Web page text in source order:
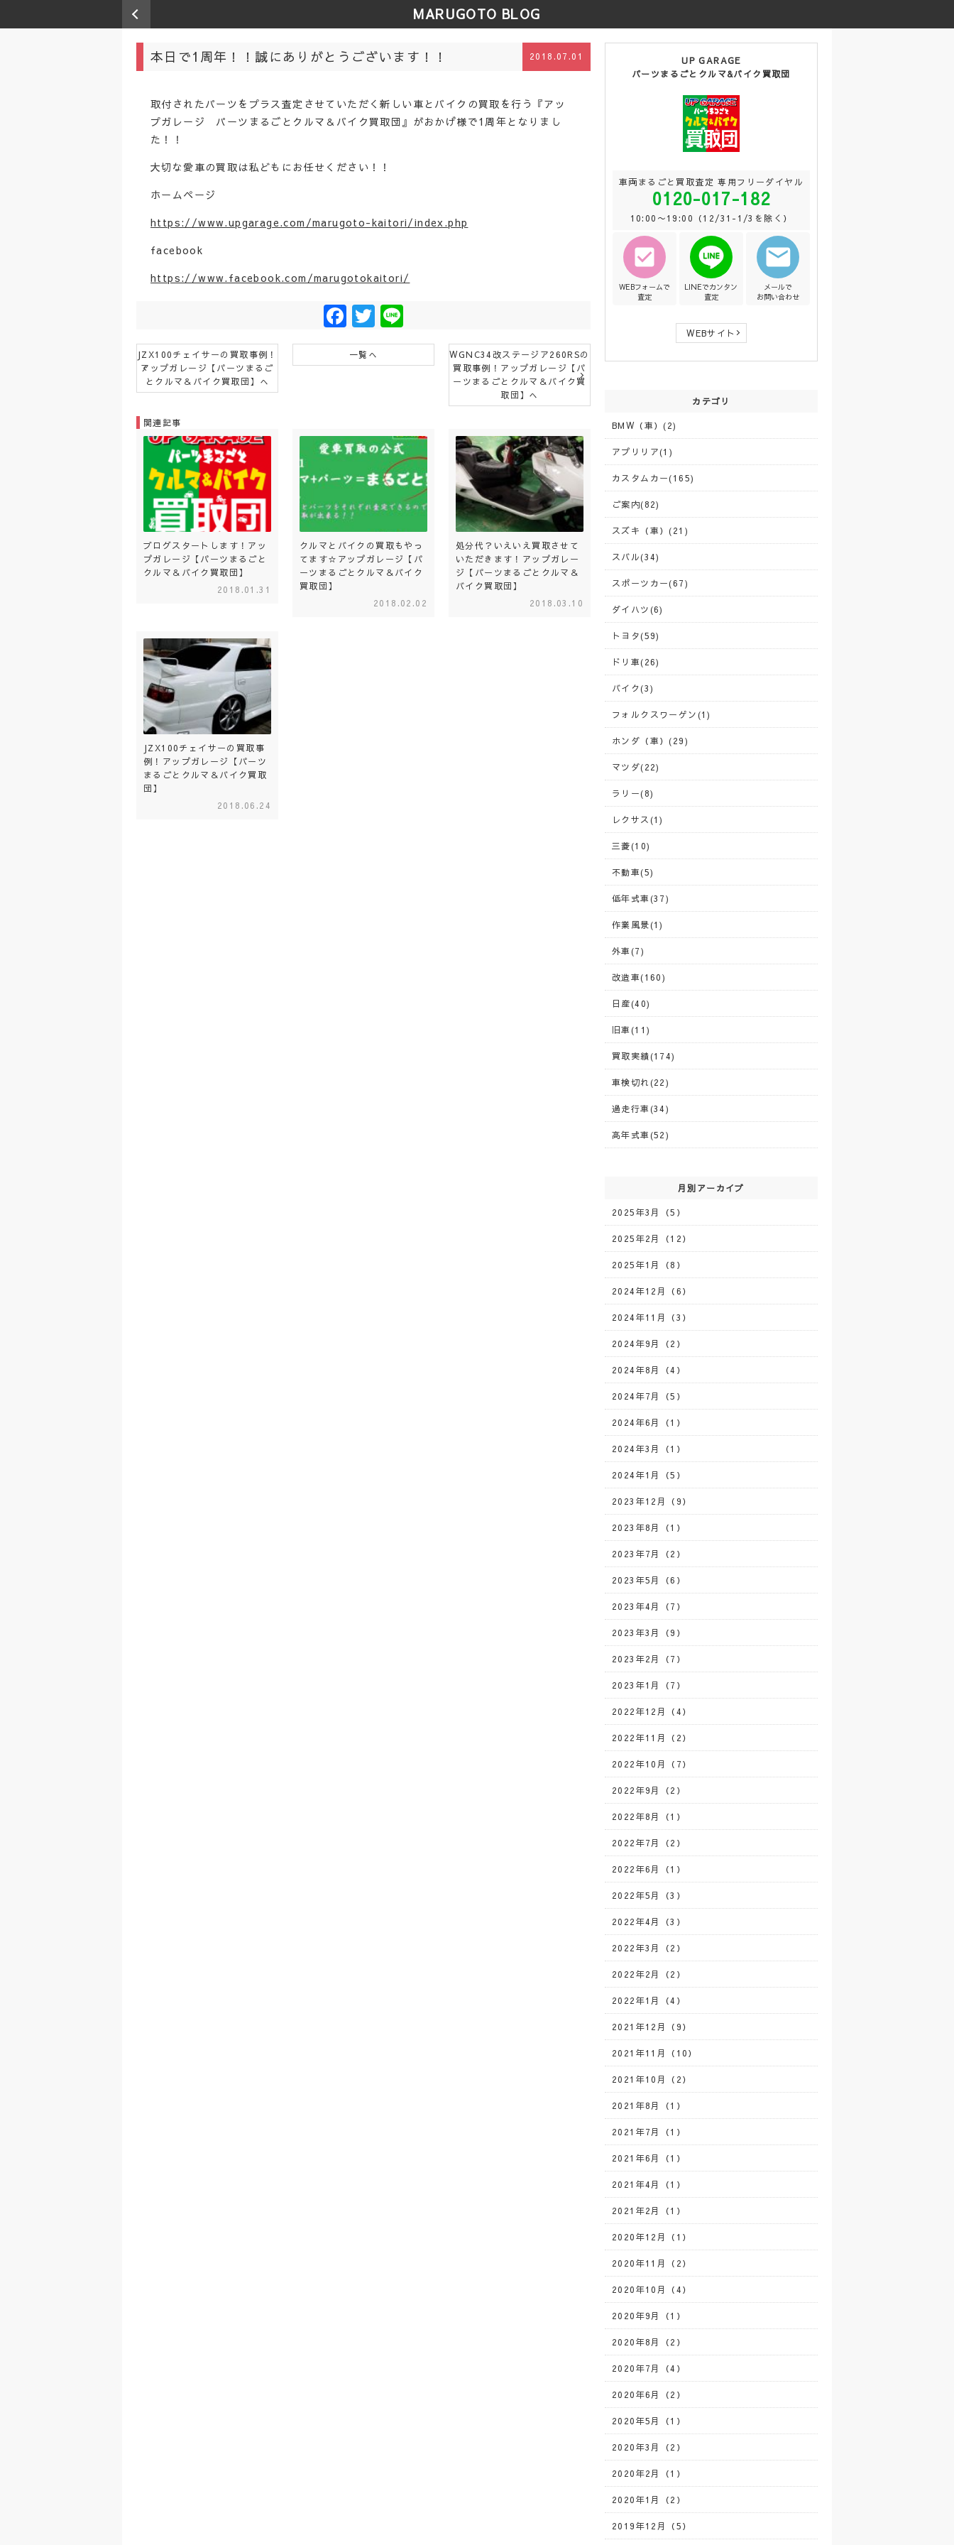
MARUGOTO BLOG
本日で1周年！！誠にありがとうございます！！ 2018.07.01
取付されたパーツをプラス査定させていただく新しい車とバイクの買取を行う『アッ
プガレージ パーツまるごとクルマ＆バイク買取団』がおかげ様で1周年となりまし
た！！
大切な愛車の買取は私どもにお任せください！！
ホームページ
https://www.upgarage.com/marugoto-kaitori/index.php
facebook
https://www.facebook.com/marugotokaitori/
Facebook
Twitter
JZX100チェイサーの買取事例！
アップガレージ【パーツまるご
とクルマ＆バイク買取団】へ
一覧へ
WGNC34改ステージア260RSの
買取事例！アップガレージ【パ
ーツまるごとクルマ＆バイク買
取団】へ
関連記事
ブログスタートします！アッ
プガレージ【パーツまるごと
クルマ＆バイク買取団】
2018.01.31
クルマとバイクの買取もやっ
てます☆アップガレージ【パ
ーツまるごとクルマ＆バイク
買取団】
2018.02.02
処分代？いえいえ買取させて
いただきます！アップガレー
ジ【パーツまるごとクルマ＆
バイク買取団】
2018.03.10
JZX100チェイサーの買取事
例！アップガレージ【パーツ
まるごとクルマ＆バイク買取
団】
2018.06.24
UP GARAGE
パーツまるごとクルマ&バイク買取団
車両まるごと買取査定 専用フリーダイヤル
0120-017-182
10:00〜19:00（12/31-1/3を除く）
WEBフォームで
査定
LINEでカンタン
査定
メールで
お問い合わせ
WEBサイト
カテゴリ
BMW（車）(2)
アプリリア(1)
カスタムカー(165)
ご案内(82)
スズキ（車）(21)
スバル(34)
スポーツカー(67)
ダイハツ(6)
トヨタ(59)
ドリ車(26)
バイク(3)
フォルクスワーゲン(1)
ホンダ（車）(29)
マツダ(22)
ラリー(8)
レクサス(1)
三菱(10)
不動車(5)
低年式車(37)
作業風景(1)
外車(7)
改造車(160)
日産(40)
旧車(11)
買取実績(174)
車検切れ(22)
過走行車(34)
高年式車(52)
月別アーカイブ
2025年3月（5）
2025年2月（12）
2025年1月（8）
2024年12月（6）
2024年11月（3）
2024年9月（2）
2024年8月（4）
2024年7月（5）
2024年6月（1）
2024年3月（1）
2024年1月（5）
2023年12月（9）
2023年8月（1）
2023年7月（2）
2023年5月（6）
2023年4月（7）
2023年3月（9）
2023年2月（7）
2023年1月（7）
2022年12月（4）
2022年11月（2）
2022年10月（7）
2022年9月（2）
2022年8月（1）
2022年7月（2）
2022年6月（1）
2022年5月（3）
2022年4月（3）
2022年3月（2）
2022年2月（2）
2022年1月（4）
2021年12月（9）
2021年11月（10）
2021年10月（2）
2021年8月（1）
2021年7月（1）
2021年6月（1）
2021年4月（1）
2021年2月（1）
2020年12月（1）
2020年11月（2）
2020年10月（4）
2020年9月（1）
2020年8月（2）
2020年7月（4）
2020年6月（2）
2020年5月（1）
2020年3月（2）
2020年2月（1）
2020年1月（2）
2019年12月（5）